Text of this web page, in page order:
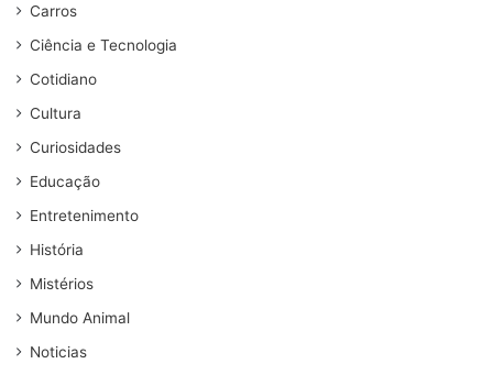
Carros
Ciência e Tecnologia
Cotidiano
Cultura
Curiosidades
Educação
Entretenimento
História
Mistérios
Mundo Animal
Noticias